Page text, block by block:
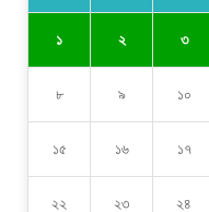
১ ২ ৩
৮ ৯ ১০
১৫ ১৬ ১৭
২২ ২৩ ২৪